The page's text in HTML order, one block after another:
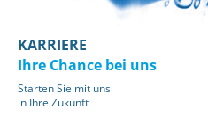
KARRIERE
Ihre Chance bei uns
Starten Sie mit uns
in Ihre Zukunft